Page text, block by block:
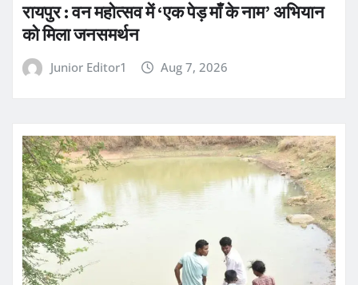
रायपुर : वन महोत्सव में ‘एक पेड़ माँ के नाम’ अभियान
को मिला जनसमर्थन
Junior Editor1 Aug 7, 2026